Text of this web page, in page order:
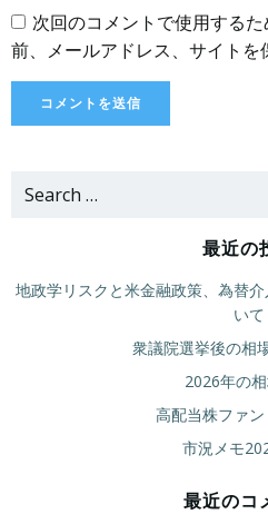
次回のコメントで使用する
前、メールアドレス、サイトを
Search
最近の
地政学リスクと米金融政策、為替
いて
衆議院選挙後の相
2026年の
高配当株ファ
市況メモ
最近のコ